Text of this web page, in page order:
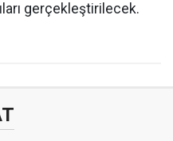
gerçekleştirilecek.